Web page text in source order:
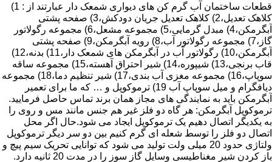
قطعات ساختمان آب گرم کن های دیواری شمعک دار عبارتند از : 1)
کلاهک تعدیل،2) کلاهک تعدیل جریان دودکش،3) صفحه پشتی
آبگرمکن،4) مبدل گرمایی،5) مجموعه مشعل،6) مجموعه رگولاتور
گاز،7) مجموعه رگولاتور آب،8) رویه آبگرمکن،9) صفحه پشتی
آبگرمکن،10) رگولاتور آب در آبگرمکن های شمعک دار،11) بدنه،12)
قاب برنجی،13) شیپوره،14) شیر احتراق آهسته،15) مجموعه ساقه
سوپاپ،16) مجموعه مغزی آب بندی،17) شیر تنظیم دما،18) مجموعه
دیافگرام و میل سوپاپ آب 19) ترموکوپل و … که ما برای تعمیر
آبگرمکن باید به نمایندگی های مجاز همان برند تماس حاصل فرمایید.
ترموکوپل آبگرمکن: هر گاه دو فلز غیر هم جنس مانند مس و روی را
به یکدیگر اتصال دهیم یک ترموکوپل ایجاد می شود.حال اگر محل
اتصال دو فلز را توسط شعله ای گرم کنیم بین دو سر دیگر ترموکوپل
ولتاژی حدود 20 میلی ولت تولید می شود که توانایی تحریک سیم پیچ و
باز کردن شیر مغناطیسی وسایل گاز سوز را در مدت 20 ثانیه دارد.